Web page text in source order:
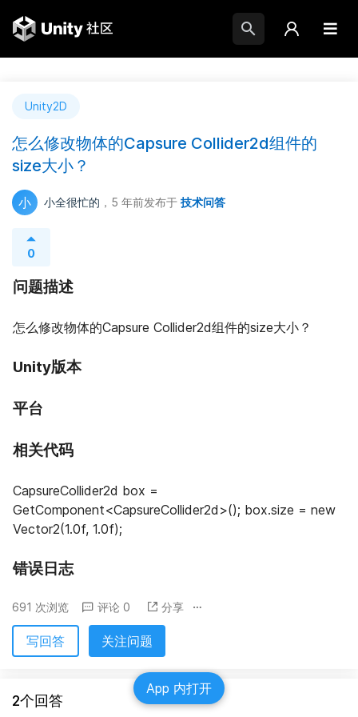
Unity2D
怎么修改物体的Capsure Collider2d组件的
size大小？
小 小全很忙的 ，5 年前发布于 技术问答
0
问题描述
怎么修改物体的Capsure Collider2d组件的size大小？
Unity版本
平台
相关代码
CapsureCollider2d box =
GetComponent<CapsureCollider2d>(); box.size = new
Vector2(1.0f, 1.0f);
错误日志
691 次浏览 评论 0 分享
写回答 关注问题
2个回答
App 内打开